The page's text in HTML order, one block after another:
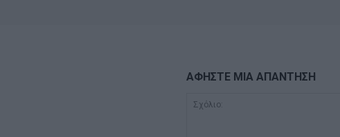
ΑΦΗΣΤΕ ΜΙΑ ΑΠΑΝΤΗΣΗ